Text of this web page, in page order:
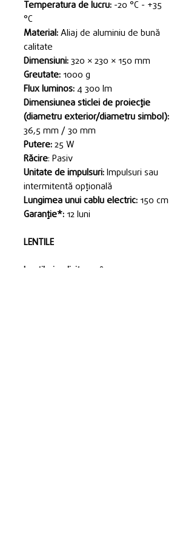
Temperatura de lucru: -20 °C - +35
°C
Material: Aliaj de aluminiu de bună
calitate
Dimensiuni: 320 × 230 × 150 mm
Greutate: 1000 g
Flux luminos: 4 300 Im
Dimensiunea sticlei de proiecție
(diametru exterior/diametru simbol):
36,5 mm / 30 mm
Putere: 25 W
Răcire: Pasiv
Unitate de impulsuri: Impulsuri sau
intermitentă opțională
Lungimea unui cablu electric: 150 cm
Garanție*: 12 luni
LENTILE
Lentile implicite:
20°.